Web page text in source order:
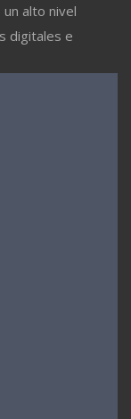
alto nivel
digitales e